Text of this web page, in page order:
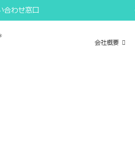
合わせ窓口
会社概要